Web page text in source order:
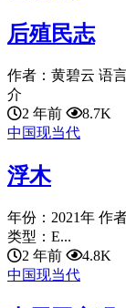
后殖民志
作者：黄碧云 语
介
2 年前
8.7K
中国现当代
浮木
年份：2021年 作
类型：E...
2 年前
4.8K
中国现当代